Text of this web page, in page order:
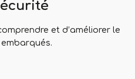
et d’améliorer le